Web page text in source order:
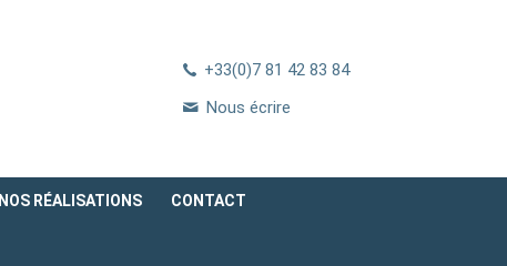
+33(0)7 81 42 83 84
Nous écrire
NOS RÉALISATIONS CONTACT